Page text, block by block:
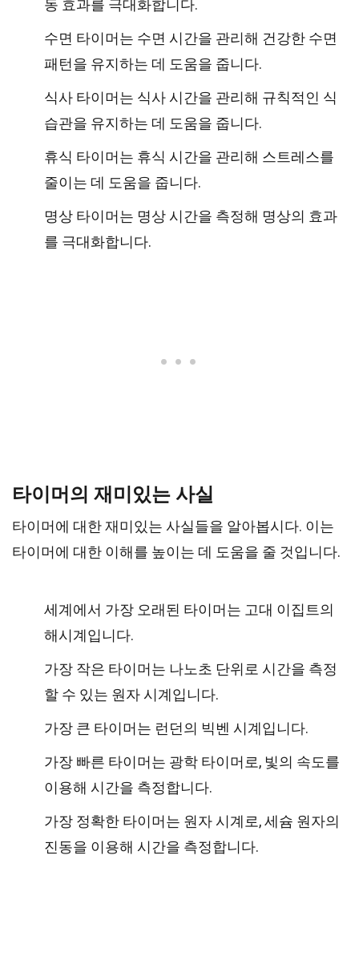
동 효과를 극대화합니다.
수면 타이머는 수면 시간을 관리해 건강한 수면
패턴을 유지하는 데 도움을 줍니다.
식사 타이머는 식사 시간을 관리해 규칙적인 식
습관을 유지하는 데 도움을 줍니다.
휴식 타이머는 휴식 시간을 관리해 스트레스를
줄이는 데 도움을 줍니다.
명상 타이머는 명상 시간을 측정해 명상의 효과
를 극대화합니다.
타이머의 재미있는 사실
타이머에 대한 재미있는 사실들을 알아봅시다. 이는
타이머에 대한 이해를 높이는 데 도움을 줄 것입니다.
세계에서 가장 오래된 타이머는 고대 이집트의
해시계입니다.
가장 작은 타이머는 나노초 단위로 시간을 측정
할 수 있는 원자 시계입니다.
가장 큰 타이머는 런던의 빅벤 시계입니다.
가장 빠른 타이머는 광학 타이머로, 빛의 속도를
이용해 시간을 측정합니다.
가장 정확한 타이머는 원자 시계로, 세슘 원자의
진동을 이용해 시간을 측정합니다.